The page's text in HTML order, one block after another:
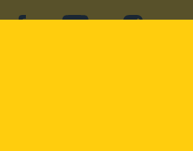
facebookYouTube Instagram